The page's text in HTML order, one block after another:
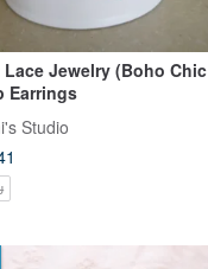
Jewelry (Boho Chic
Earrings
Studio